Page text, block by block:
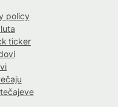
policy
ticker